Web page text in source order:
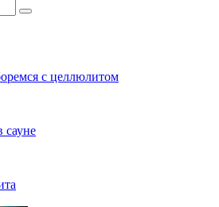
с целлюлитом
сауне